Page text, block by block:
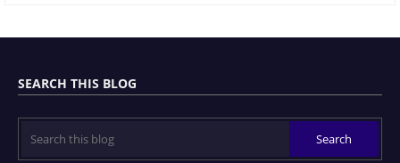
SEARCH THIS BLOG